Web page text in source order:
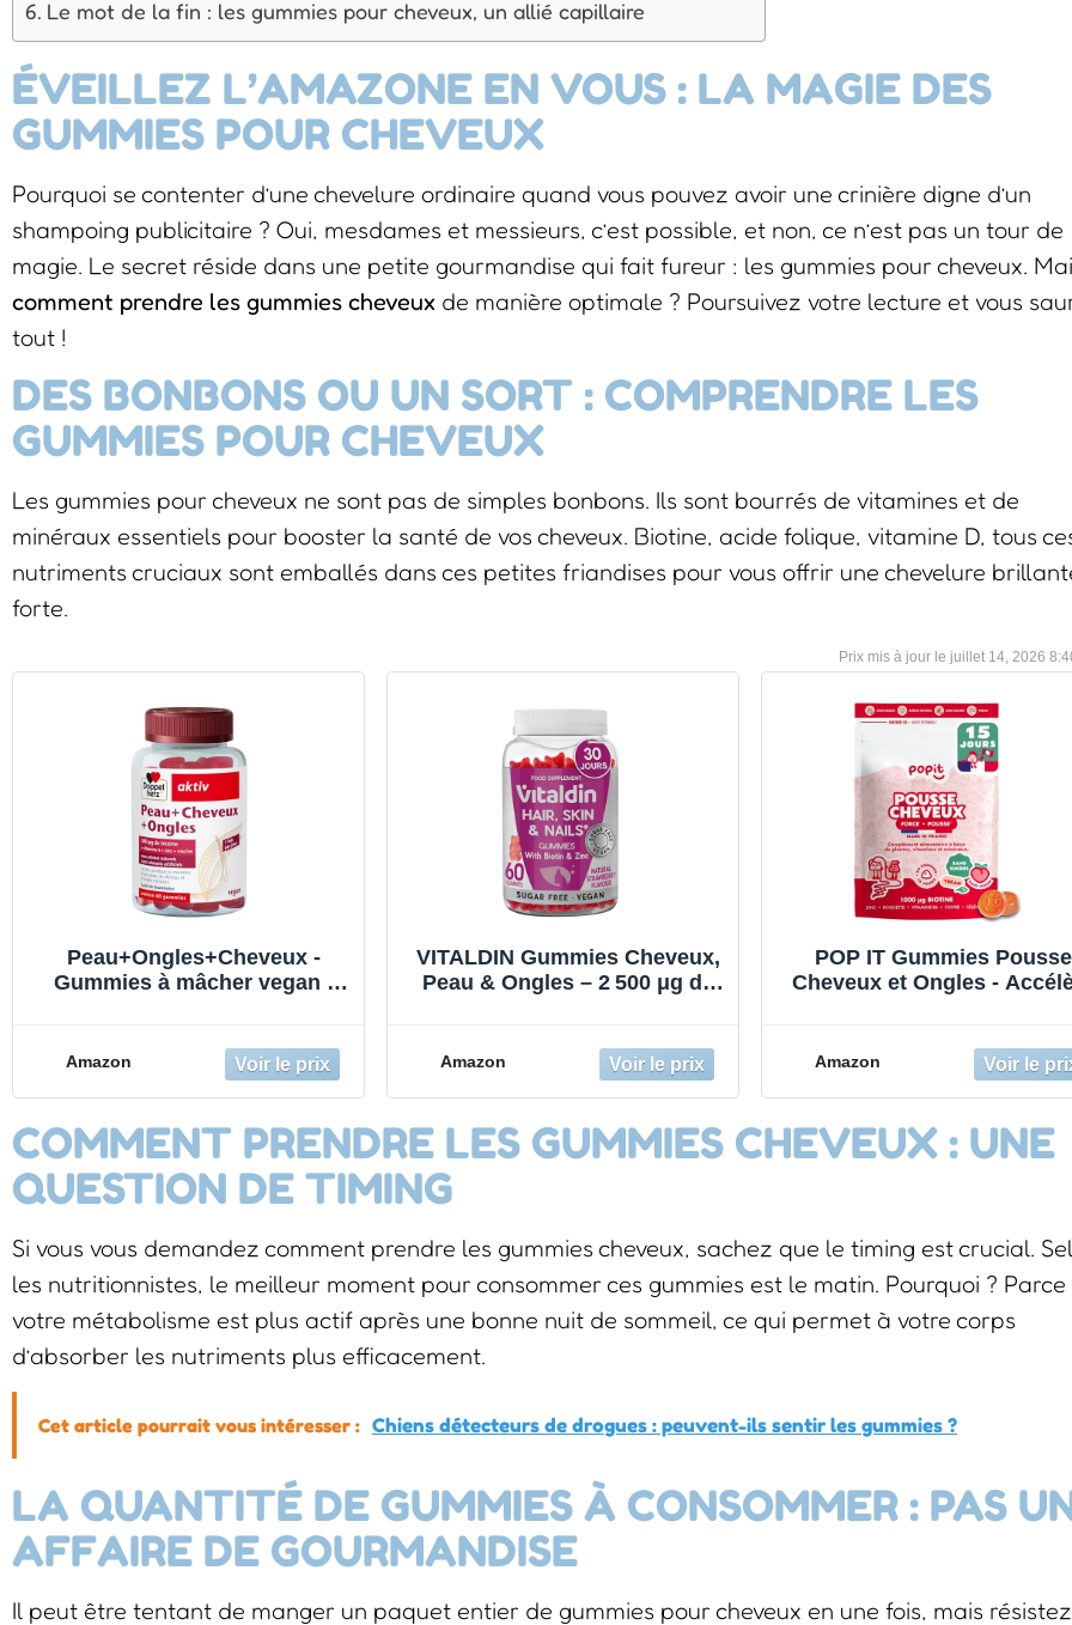
Le mot de la fin : les gummies pour cheveux, un allié capillaire
ÉVEILLEZ L’AMAZONE EN VOUS : LA MAGIE DES
GUMMIES POUR CHEVEUX
Pourquoi se contenter d’une chevelure ordinaire quand vous pouvez avoir une crinière digne d’un
shampoing publicitaire ? Oui, mesdames et messieurs, c’est possible, et non, ce n’est pas un tour de
magie. Le secret réside dans une petite gourmandise qui fait fureur : les gummies pour cheveux.
comment prendre les gummies cheveux de manière optimale ? Poursuivez votre lecture et vous
tout !
DES BONBONS OU UN SORT : COMPRENDRE LES
GUMMIES POUR CHEVEUX
Les gummies pour cheveux ne sont pas de simples bonbons. Ils sont bourrés de vitamines et de
minéraux essentiels pour booster la santé de vos cheveux. Biotine, acide folique, vitamine D, tous
nutriments cruciaux sont emballés dans ces petites friandises pour vous offrir une chevelure
forte.
juillet 14, 2026
Peau+Ongles+Cheveux -
Gummies à mâcher vegan -
Doppelherz
Amazon
VITALDIN Gummies Cheveux,
Peau & Ongles – 2 500 μg de
– Véganes – Sans Sucre –
Sans Gluten – 60 Gummies – 1
Amazon
POP IT Gummies Pousse
Cheveux et Ongles -
Alimentaire Cheveux
Biotine, Zinc & Sélénium
Pêche, Made in France -
Amazon
COMMENT PRENDRE LES GUMMIES CHEVEUX : UNE
QUESTION DE TIMING
Si vous vous demandez comment prendre les gummies cheveux, sachez que le timing est crucial.
les nutritionnistes, le meilleur moment pour consommer ces gummies est le matin. Pourquoi ? Parce
votre métabolisme est plus actif après une bonne nuit de sommeil, ce qui permet à votre corps
d’absorber les nutriments plus efficacement.
Cet article pourrait vous intéresser : Chiens détecteurs de drogues : peuvent-ils sentir les gummies ?
LA QUANTITÉ DE GUMMIES À CONSOMMER : PAS
AFFAIRE DE GOURMANDISE
Il peut être tentant de manger un paquet entier de gummies pour cheveux en une fois, mais